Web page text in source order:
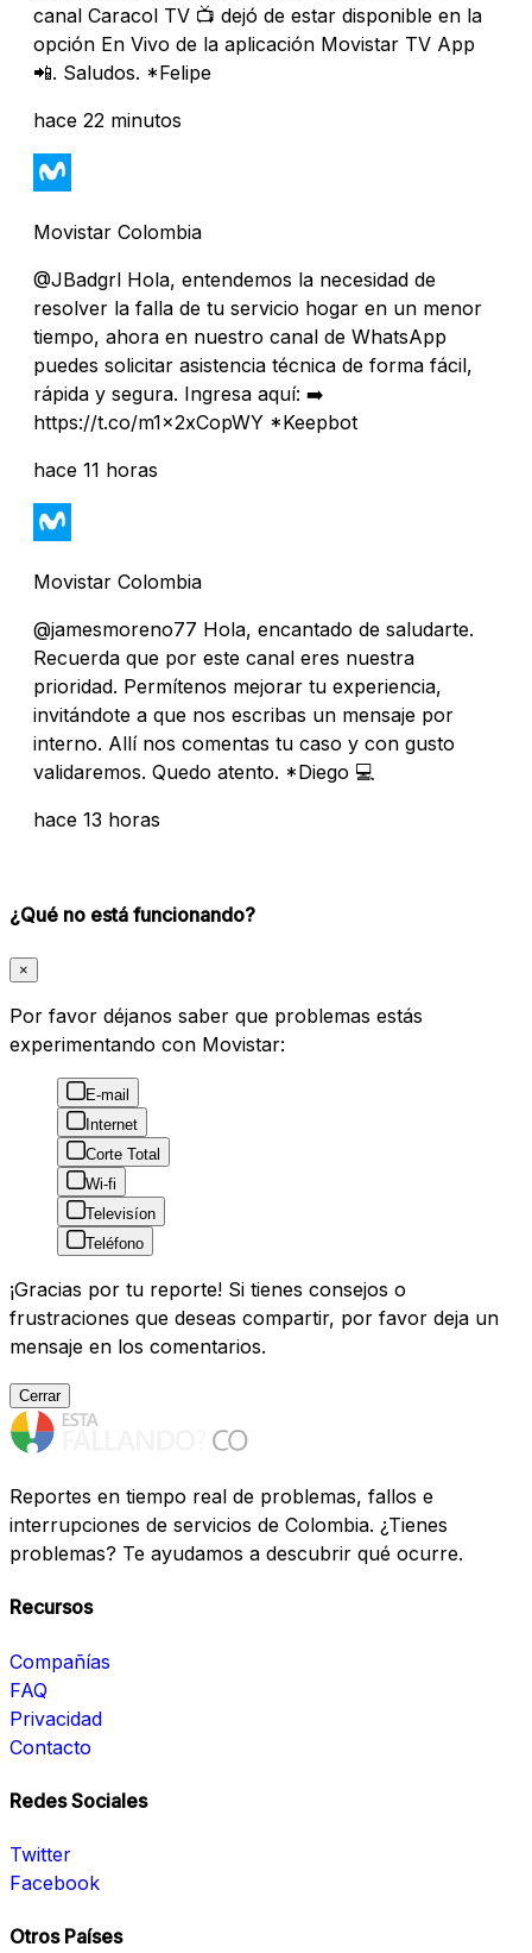
canal Caracol TV 📺 dejó de estar disponible en la
opción En Vivo de la aplicación Movistar TV App
📲. Saludos. *Felipe
hace 22 minutos
Movistar Colombia
@JBadgrl Hola, entendemos la necesidad de
resolver la falla de tu servicio hogar en un menor
tiempo, ahora en nuestro canal de WhatsApp
puedes solicitar asistencia técnica de forma fácil,
rápida y segura. Ingresa aquí: ➡️
https://t.co/m1x2xCopWY *Keepbot
hace 11 horas
Movistar Colombia
@jamesmoreno77 Hola, encantado de saludarte.
Recuerda que por este canal eres nuestra
prioridad. Permítenos mejorar tu experiencia,
invitándote a que nos escribas un mensaje por
interno. Allí nos comentas tu caso y con gusto
validaremos. Quedo atento. *Diego 💻
hace 13 horas
¿Qué no está funcionando?
×
Por favor déjanos saber que problemas estás
experimentando con Movistar:
E-mail
Internet
Corte Total
Wi-fi
Televisíon
Teléfono
¡Gracias por tu reporte! Si tienes consejos o
frustraciones que deseas compartir, por favor deja un
mensaje en los comentarios.
Cerrar
Reportes en tiempo real de problemas, fallos e
interrupciones de servicios de Colombia. ¿Tienes
problemas? Te ayudamos a descubrir qué ocurre.
Recursos
Compañías
FAQ
Privacidad
Contacto
Redes Sociales
Twitter
Facebook
Otros Países